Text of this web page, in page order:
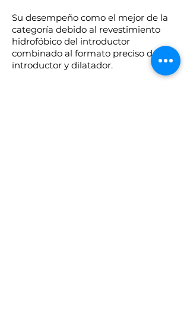
Su desempeño como el mejor de la
categoría debido al revestimiento
hidrofóbico del introductor
combinado al formato preciso del
introductor y dilatador.